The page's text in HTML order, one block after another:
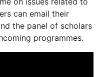
can email their
the panel of scholars
programmes.